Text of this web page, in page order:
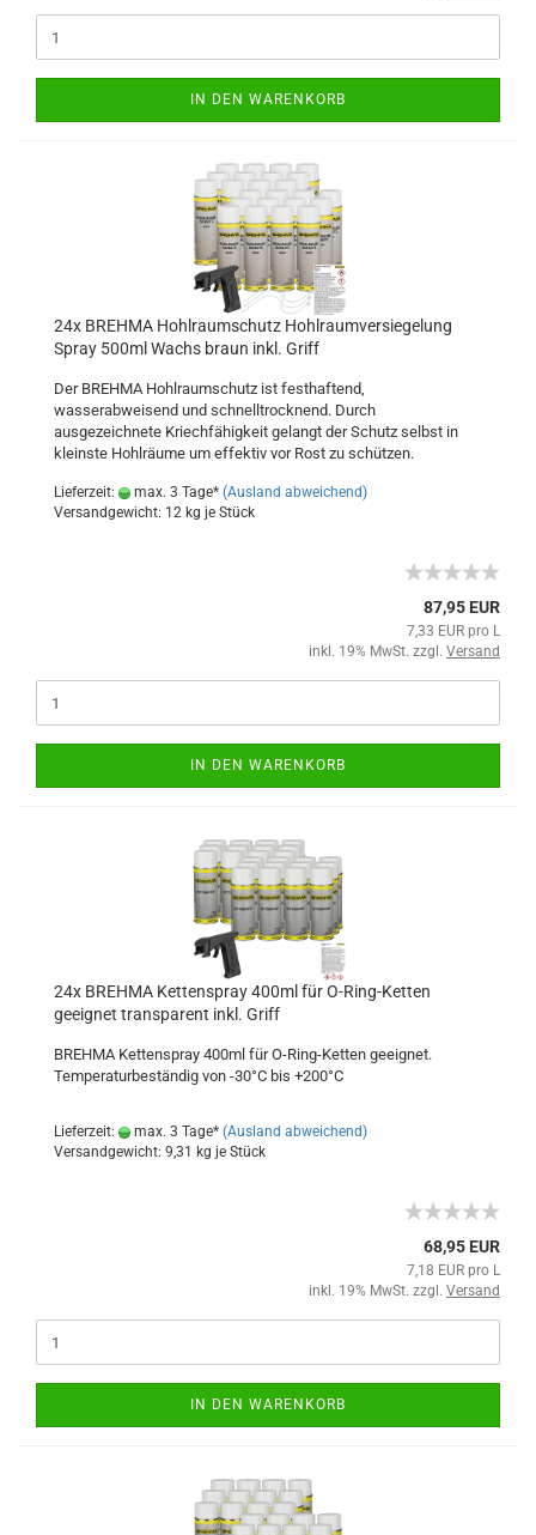
IN DEN WARENKORB
24x BREHMA Hohlraumschutz Hohlraumversiegelung
Spray 500ml Wachs braun inkl. Griff
Der BREHMA Hohlraumschutz ist festhaftend,
wasserabweisend und schnelltrocknend. Durch
ausgezeichnete Kriechfähigkeit gelangt der Schutz selbst in
kleinste Hohlräume um effektiv vor Rost zu schützen.
Lieferzeit: max. 3 Tage* (Ausland abweichend)
Versandgewicht: 12 kg je Stück
87,95 EUR
7,33 EUR pro L
inkl. 19% MwSt. zzgl. Versand
IN DEN WARENKORB
24x BREHMA Kettenspray 400ml für O-Ring-Ketten
geeignet transparent inkl. Griff
BREHMA Kettenspray 400ml für O-Ring-Ketten geeignet.
Temperaturbeständig von -30°C bis +200°C
Lieferzeit: max. 3 Tage* (Ausland abweichend)
Versandgewicht: 9,31 kg je Stück
68,95 EUR
7,18 EUR pro L
inkl. 19% MwSt. zzgl. Versand
IN DEN WARENKORB